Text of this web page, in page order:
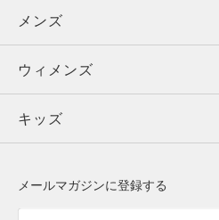
メンズ
ウィメンズ
キッズ
メンズ
トップス
ボトムス
ウィメンズ
トップス
キッズ
メールマガジンに登録する